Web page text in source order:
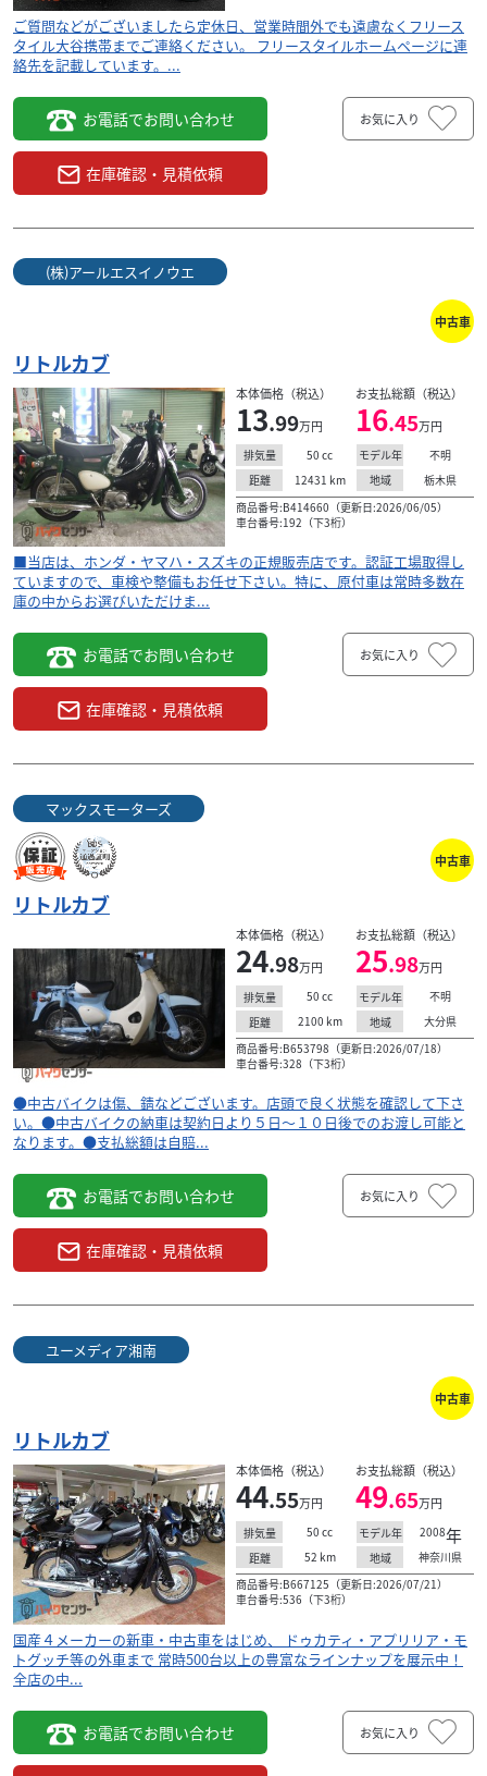
～点検・修理に関するお問い合わせ～ 修理工場直通：
0467-58-8198 ※ 12時～13時は整備士が休憩中のため、お電
話がつながりません。 ※...
ホンダ 湘南ジャンクヤード（2024年1月移転）
リトルカブ AA01型 動画あり
本体価格:22.00万円（税込）
以下注意点をご確認ください ・現状販売/保証なし。ネット
だけの通販は行っておりません。必ず来店し、現車をご確
ホンダ ガレージ裕
リトルカブ
本体価格:19.00万円（税込）
学生に人気のリトルカブ！ 是非ご覧ください！
ご質問などがございましたら定休日、営業時間外でも遠慮なくフリース
タイル大谷携帯までご連絡ください。 フリースタイルホームページに連
絡先を記載しています。...
お電話でお問い合わせ
在庫確認・見積依頼
お気に入り
(株)アールエスイノウエ
中古車
リトルカブ
本体価格（税込）
13.99万円
お支払総額（税込）
16.45万円
排気量 50 cc モデル年
不明
距離
12431 km 地域
栃木県
商品番号:B414660（更新日:2026/06/05）
車台番号:192（下3桁）
■当店は、ホンダ・ヤマハ・スズキの正規販売店です。認証工場取得し
ていますので、車検や整備もお任せ下さい。特に、原付車は常時多数在
庫の中からお選びいただけま...
お電話でお問い合わせ
在庫確認・見積依頼
お気に入り
マックスモーターズ
中古車
リトルカブ
本体価格（税込）
24.98万円
お支払総額（税込）
25.98万円
排気量 50 cc モデル年
不明
距離
2100 km 地域
大分県
商品番号:B653798（更新日:2026/07/18）
車台番号:328（下3桁）
●中古バイクは傷、錆などございます。店頭で良く状態を確認して下さ
い。●中古バイクの納車は契約日より５日～１０日後でのお渡し可能と
なります。●支払総額は自賠...
お電話でお問い合わせ
在庫確認・見積依頼
お気に入り
ユーメディア湘南
中古車
リトルカブ
本体価格（税込）
44.55万円
お支払総額（税込）
49.65万円
排気量 50 cc モデル年 2008年
距離 52 km 地域
神奈川県
商品番号:B667125（更新日:2026/07/21）
車台番号:536（下3桁）
国産４メーカーの新車・中古車をはじめ、 ドゥカティ・アプリリア・モ
トグッチ等の外車まで 常時500台以上の豊富なラインナップを展示中！
全店の中...
お電話でお問い合わせ お気に入り